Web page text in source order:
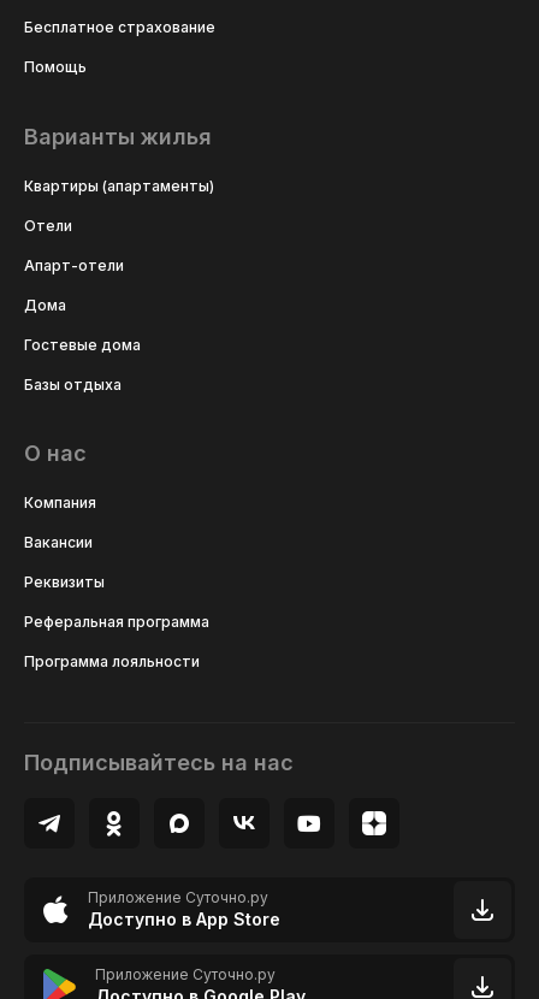
Бесплатное страхование
Помощь
Варианты жилья
Квартиры (апартаменты)
Отели
Апарт-отели
Дома
Гостевые дома
Базы отдыха
О нас
Компания
Вакансии
Реквизиты
Реферальная программа
Программа лояльности
Подписывайтесь на нас
Приложение Суточно.ру
Доступно в App Store
Приложение Суточно.ру